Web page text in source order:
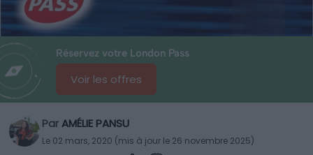
Réservez votre London Pass
Voir les offres
ParAMÉLIE PANSU
Le 02 mars, 2020 (mis à jour le 26 novembre 2025)